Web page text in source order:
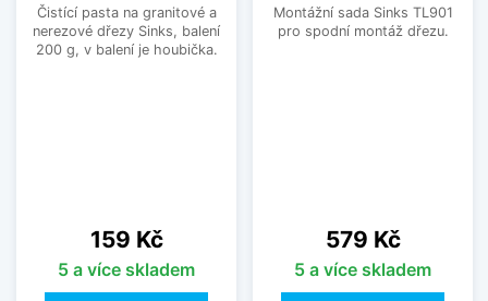
Čistící pasta na granitové a
nerezové dřezy Sinks, balení
200 g, v balení je houbička.
Cena
159 Kč
5 a více skladem
Montážní sada Sinks TL901
pro spodní montáž dřezu.
Cena
579 Kč
5 a více skladem